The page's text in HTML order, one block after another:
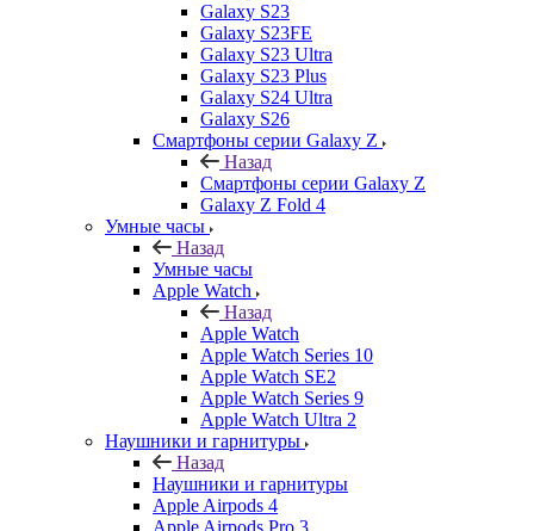
Galaxy S23
Galaxy S23FE
Galaxy S23 Ultra
Galaxy S23 Plus
Galaxy S24 Ultra
Galaxy S26
Смартфоны серии Galaxy Z
Назад
Смартфоны серии Galaxy Z
Galaxy Z Fold 4
Умные часы
Назад
Умные часы
Apple Watch
Назад
Apple Watch
Apple Watch Series 10
Apple Watch SE2
Apple Watch Series 9
Apple Watch Ultra 2
Наушники и гарнитуры
Назад
Наушники и гарнитуры
Apple Airpods 4
Apple Airpods Pro 3